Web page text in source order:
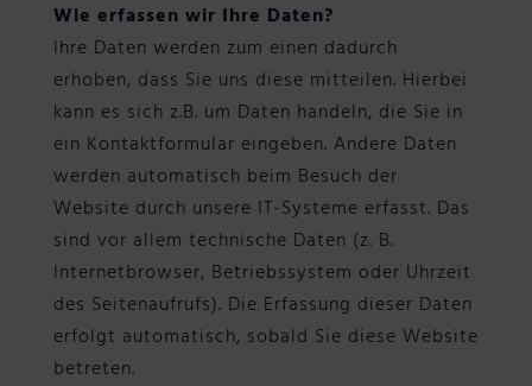
Wie erfassen wir Ihre Daten?
Ihre Daten werden zum einen dadurch
erhoben, dass Sie uns diese mitteilen. Hierbei
kann es sich z.B. um Daten handeln, die Sie in
ein Kontaktformular eingeben. Andere Daten
werden automatisch beim Besuch der
Website durch unsere IT-Systeme erfasst. Das
sind vor allem technische Daten (z. B.
Internetbrowser, Betriebssystem oder Uhrzeit
des Seitenaufrufs). Die Erfassung dieser Daten
erfolgt automatisch, sobald Sie diese Website
betreten.